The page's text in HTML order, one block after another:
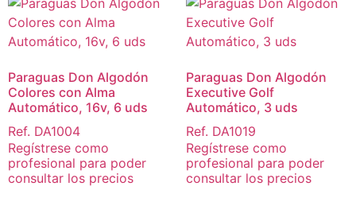
Paraguas Don Algodón
Colores con Alma
Automático, 16v, 6 uds
Ref. DA1004
Regístrese como
profesional para poder
consultar los precios
Paraguas Don Algodón
Executive Golf
Automático, 3 uds
Ref. DA1019
Regístrese como
profesional para poder
consultar los precios